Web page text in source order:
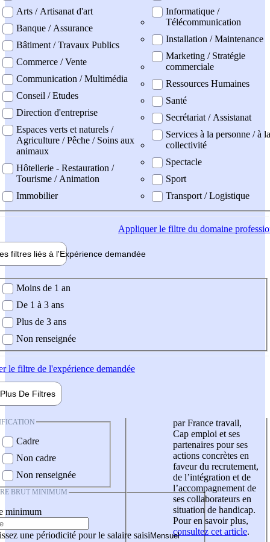
Arts / Artisanat d'art
Banque / Assurance
Bâtiment / Travaux Publics
Commerce / Vente
Communication / Multimédia
Conseil / Etudes
Direction d'entreprise
Espaces verts et naturels /
Agriculture / Pêche / Soins aux
animaux
Hôtellerie - Restauration /
Tourisme / Animation
Immobilier
Informatique /
Télécommunication
Installation / Maintenance
Marketing / Stratégie
commerciale
Ressources Humaines
Santé
Secrétariat / Assistanat
Services à la personne / à la
collectivité
Spectacle
Sport
Transport / Logistique
Appliquerle filtre du domaine
filtres liés à l'Expérience demandée
demandée
Moins de 1 an
De 1 à 3 ans
Plus de 3 ans
Non renseignée
le filtre de l'expérience demandée
Plus De Filtres
Cadre
Non cadre
Non renseignée
BRUT MINIMUM
minimum
une périodicité pour le salaire saisi
par France travail,
Cap emploi et ses
partenaires pour ses
actions concrètes en
faveur du recrutement,
de l’intégration et de
l’accompagnement de
ses collaborateurs en
situation de handicap.
Pour en savoir plus,
consultez cet article.